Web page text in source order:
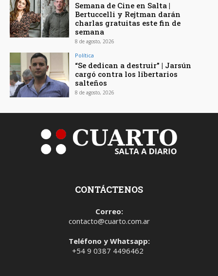
Semana de Cine en Salta |
Bertuccelli y Rejtman darán
charlas gratuitas este fin de
semana
8 de agosto, 2026
Política
“Se dedican a destruir” | Jarsún
cargó contra los libertarios
salteños
8 de agosto, 2026
CONTÁCTENOS
Correo:
contacto@cuarto.com.ar
Teléfono y Whatsapp:
+54 9 0387 4496462